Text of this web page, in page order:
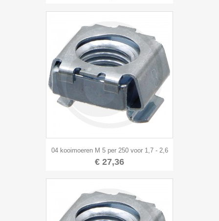
04 kooimoeren M 5 per 250 voor 1,7 - 2,6
€ 27,36